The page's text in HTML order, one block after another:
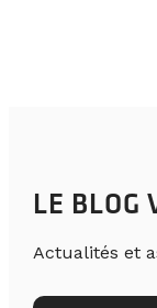
LE BLOG
Actualités et